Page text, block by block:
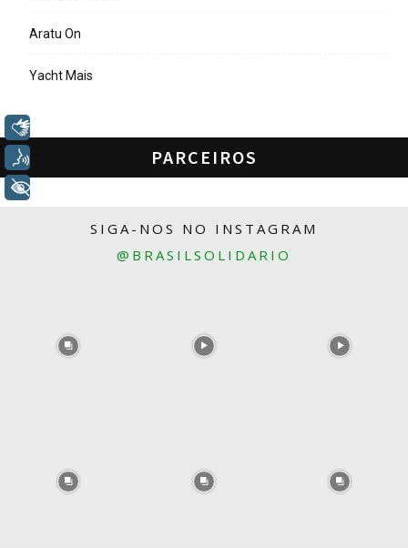
Aratu On
Yacht Mais
PARCEIROS
SIGA-NOS NO INSTAGRAM
@BRASILSOLIDARIO